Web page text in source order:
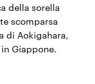
della sorella
scomparsa
di Aokigahara,
Giappone.